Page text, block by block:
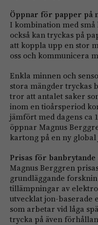
Öppnar för papper på
I kombination med
också kan tryckas på
att koppla upp en stor
oss och kommunicera
Enkla minnen och
stora mängder tryckas
tror att antalet saker
inom en tioårsperiod
jämfört med dagens ca
öppnar Magnus
kartong på en ny
Prisas för banbrytande
Magnus Berggren
grundläggande
tillämpningar av
utvecklat jon-baserade
som arbetar vid låga
trycka på även